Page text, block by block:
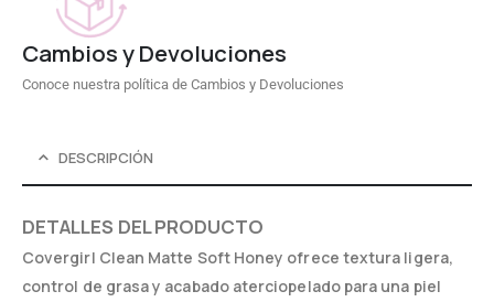
Cambios y Devoluciones
Conoce nuestra política de Cambios y Devoluciones
DESCRIPCIÓN
DETALLES DEL PRODUCTO
Covergirl Clean Matte Soft Honey ofrece textura ligera,
control de grasa y acabado aterciopelado para una piel